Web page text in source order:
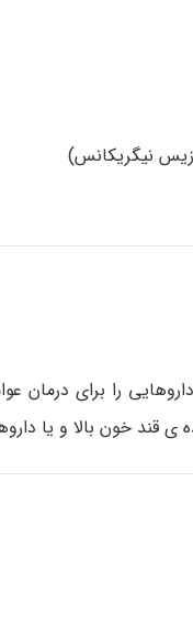
نیگریکانس)
را برای درمان
ی قند خون بالا و یا